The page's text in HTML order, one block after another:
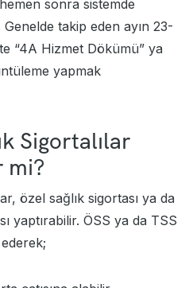
sonra sistemde
takip eden ayın 23-
“4A Hizmet Dökümü” ya
yapmak
Sigortalılar
mi?
özel sağlık sigortası ya da
yaptırabilir. ÖSS ya da TSS